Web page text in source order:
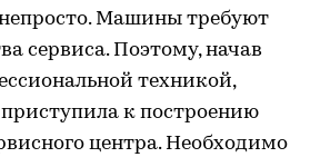
Машины требуют
сервиса. Поэтому, начав
техникой,
к построению
центра. Необходимо